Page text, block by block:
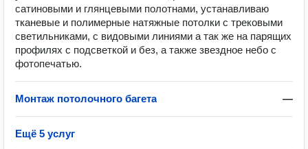
сатиновыми и глянцевыми полотнами, устанавливаю
тканевые и полимерные натяжные потолки с трековыми
светильниками, с видовыми линиями а так же на парящих
профилях с подсветкой и без, а также звездное небо с
фотопечатью.
Монтаж потолочного багета —
Ещё 5 услуг